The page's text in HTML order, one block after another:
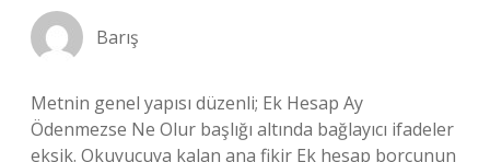
Barış
Metnin genel yapısı düzenli; Ek Hesap Ay
Ödenmezse Ne Olur başlığı altında bağlayıcı ifadeler
eksik. Okuyucuya kalan ana fikir Ek hesap borcunun